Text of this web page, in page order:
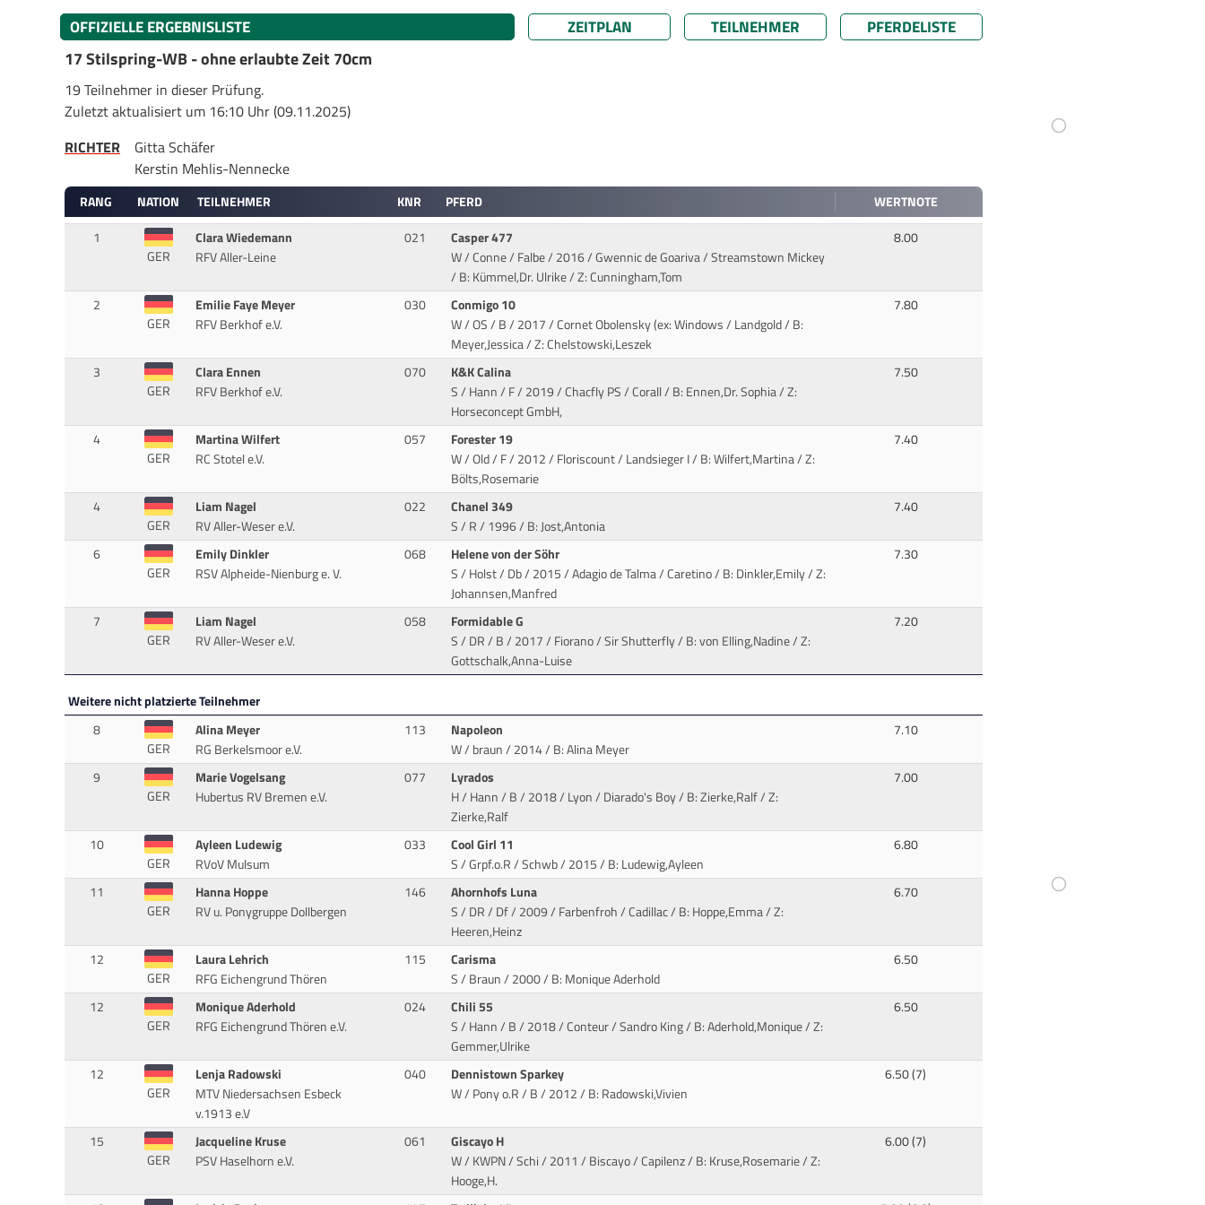
OFFIZIELLE ERGEBNISLISTE ZEITPLAN TEILNEHMER
PFERDELISTE
17 Stilspring-WB - ohne erlaubte Zeit 70cm
19 Teilnehmer in dieser Prüfung.
Zuletzt aktualisiert um 16:10 Uhr (09.11.2025)
RICHTER
Gitta Schäfer
Kerstin Mehlis-Nennecke
RANG NATION TEILNEHMER KNR PFERD
WERTNOTE
1
GER
Clara Wiedemann
RFV Aller-Leine
021
Casper 477
W / Conne / Falbe / 2016 / Gwennic de Goariva / Streamstown Mickey
/ B: Kümmel,Dr. Ulrike / Z: Cunningham,Tom
8.00
2
GER
Emilie Faye Meyer
RFV Berkhof e.V.
030
Conmigo 10
W / OS / B / 2017 / Cornet Obolensky (ex: Windows / Landgold/ B:
Meyer,Jessica / Z: Chelstowski,Leszek
7.80
3
GER
Clara Ennen
RFV Berkhof e.V.
070
K&K Calina
S / Hann / F / 2019 / Chacfly PS / Corall/ B: Ennen,Dr. Sophia / Z:
Horseconcept GmbH,
7.50
4
GER
Martina Wilfert
RC Stotel e.V.
057
Forester 19
W / Old / F / 2012 / Floriscount / Landsieger I/ B: Wilfert,Martina / Z:
Bölts,Rosemarie
7.40
4
GER
Liam Nagel
RV Aller-Weser e.V.
022
Chanel 349
S / R / 1996/ B: Jost,Antonia
7.40
6
GER
Emily Dinkler
RSV Alpheide-Nienburg e. V.
068
Helene von der Söhr
S / Holst / Db / 2015 / Adagio de Talma / Caretino/ B: Dinkler,Emily / Z:
Johannsen,Manfred
7.30
7
GER
Liam Nagel
RV Aller-Weser e.V.
058
Formidable G
S / DR / B / 2017 / Fiorano / Sir Shutterfly/ B: von Elling,Nadine / Z:
Gottschalk,Anna-Luise
7.20
Weitere nicht platzierte Teilnehmer
8
GER
Alina Meyer
RG Berkelsmoor e.V.
113
Napoleon
W / braun / 2014/ B: Alina Meyer
7.10
9
GER
Marie Vogelsang
Hubertus RV Bremen e.V.
077
Lyrados
H / Hann / B / 2018 / Lyon / Diarado's Boy/ B: Zierke,Ralf / Z:
Zierke,Ralf
7.00
10
GER
Ayleen Ludewig
RVoV Mulsum
033
Cool Girl 11
S / Grpf.o.R / Schwb / 2015/ B: Ludewig,Ayleen
6.80
11
GER
Hanna Hoppe
RV u. Ponygruppe Dollbergen
146
Ahornhofs Luna
S / DR / Df / 2009 / Farbenfroh / Cadillac/ B: Hoppe,Emma / Z:
Heeren,Heinz
6.70
12
GER
Laura Lehrich
RFG Eichengrund Thören
115
Carisma
S / Braun / 2000/ B: Monique Aderhold
6.50
12
GER
Monique Aderhold
RFG Eichengrund Thören e.V.
024
Chili 55
S / Hann / B / 2018 / Conteur / Sandro King/ B: Aderhold,Monique / Z:
Gemmer,Ulrike
6.50
12
GER
Lenja Radowski
MTV Niedersachsen Esbeck
v.1913 e.V
040
Dennistown Sparkey
W / Pony o.R / B / 2012/ B: Radowski,Vivien
6.50 (7)
15
GER
Jacqueline Kruse
PSV Haselhorn e.V.
061
Giscayo H
W / KWPN / Schi / 2011 / Biscayo / Capilenz/ B: Kruse,Rosemarie / Z:
Hooge,H.
6.00 (7)